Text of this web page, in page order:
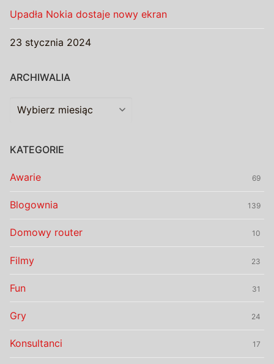
Upadła Nokia dostaje nowy ekran
23 stycznia 2024
ARCHIWALIA
Archiwalia
KATEGORIE
Awarie 69
Blogownia 139
Domowy router 10
Filmy 23
Fun 31
Gry 24
Konsultanci 17